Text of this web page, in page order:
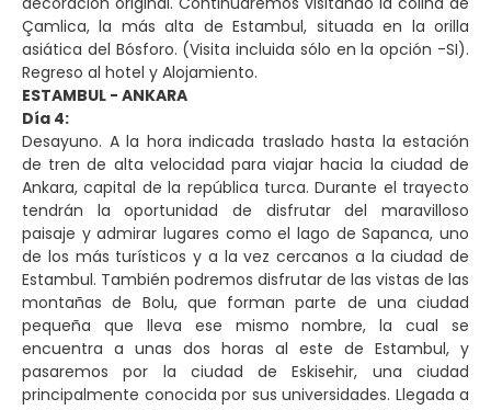
Çamlica, la más alta de Estambul, situada en la orilla
asiática del Bósforo. (Visita incluida sólo en la opción -SI).
Regreso al hotel y Alojamiento.
ESTAMBUL - ANKARA
Día 4:
Desayuno. A la hora indicada traslado hasta la estación
de tren de alta velocidad para viajar hacia la ciudad de
Ankara, capital de la república turca. Durante el trayecto
tendrán la oportunidad de disfrutar del maravilloso
paisaje y admirar lugares como el lago de Sapanca, uno
de los más turísticos y a la vez cercanos a la ciudad de
Estambul. También podremos disfrutar de las vistas de las
montañas de Bolu, que forman parte de una ciudad
pequeña que lleva ese mismo nombre, la cual se
encuentra a unas dos horas al este de Estambul, y
pasaremos por la ciudad de Eskisehir, una ciudad
principalmente conocida por sus universidades. Llegada a